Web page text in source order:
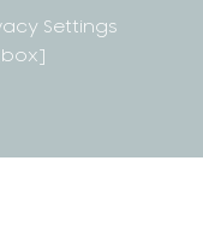
Settings